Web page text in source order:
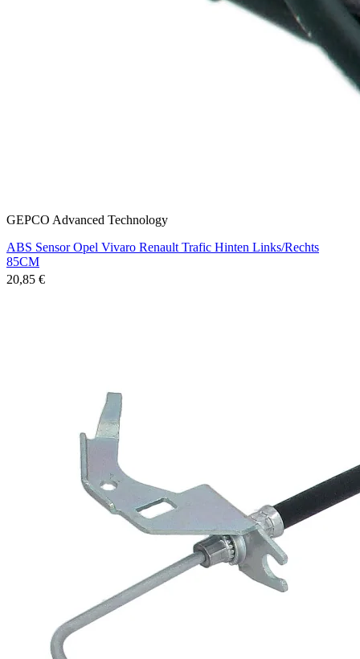
GEPCO Advanced Technology
ABS Sensor Opel Vivaro Renault Trafic Hinten Links/Rechts
85CM
20,85 €